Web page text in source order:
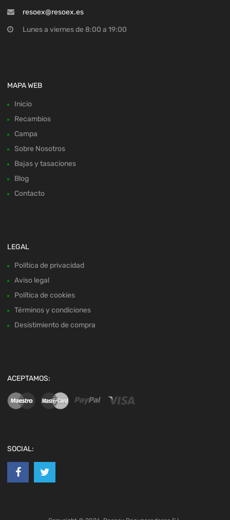
resoex@resoex.es
Lunes a viernes de 8:00 a 19:00
MAPA WEB
Inicio
Recambios
Campa
Sobre Nosotros
Bajas y tasaciones
Blog
Contacto
LEGAL
Política de privacidad
Aviso legal
Política de cookies
Términos y condiciones
Desistimiento de compra
ACEPTAMOS:
SOCIAL: